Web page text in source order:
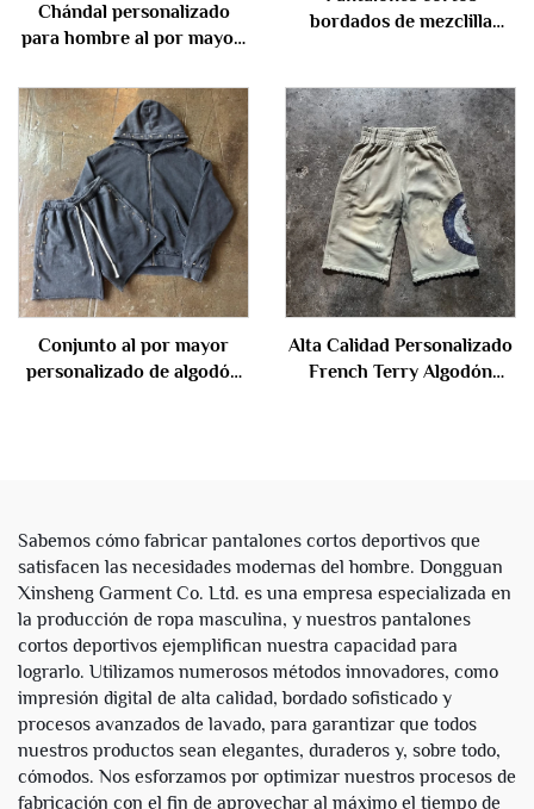
Chándal personalizado
para hombre al por mayor,
bloque de colores y paneles
combinados, conjunto de
chaqueta con cremallera y
pantalones cortos en
poliéster nailon
bordados de mezclilla
extragruesa, de algodón,
para hombre, para verano
Conjunto al por mayor
personalizado de algodón
con cierre cremallera y
pantalón corto deportivo
Alta Calidad Personalizado
French Terry Algodón
Hombres
Sabemos cómo fabricar pantalones cortos deportivos que
satisfacen las necesidades modernas del hombre. Dongguan
Xinsheng Garment Co. Ltd. es una empresa especializada en
la producción de ropa masculina, y nuestros pantalones
cortos deportivos ejemplifican nuestra capacidad para
lograrlo. Utilizamos numerosos métodos innovadores, como
impresión digital de alta calidad, bordado sofisticado y
procesos avanzados de lavado, para garantizar que todos
nuestros productos sean elegantes, duraderos y, sobre todo,
cómodos. Nos esforzamos por optimizar nuestros procesos de
fabricación con el fin de aprovechar al máximo el tiempo de